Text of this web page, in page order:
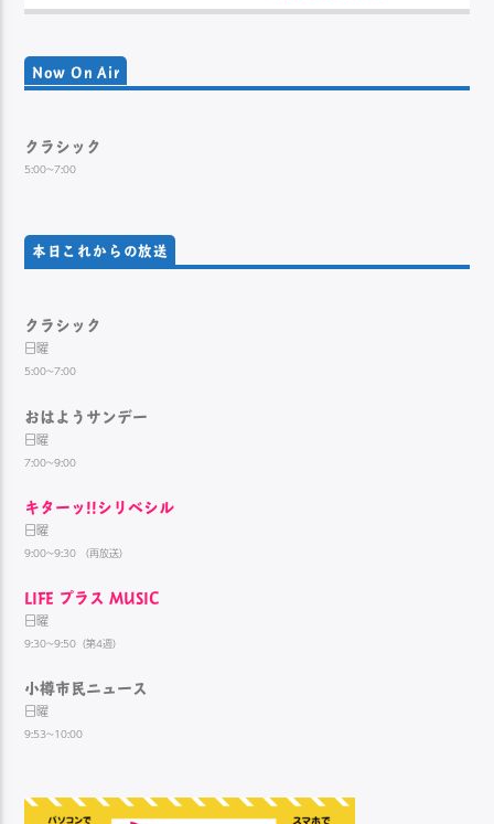
Now On Air
クラシック
5:00~7:00
本日これからの放送
クラシック
日曜
5:00~7:00
おはようサンデー
日曜
7:00~9:00
キターッ!!シリベシル
日曜
9:00~9:30 （再放送）
LIFE プラス MUSIC
日曜
9:30~9:50（第4週）
小樽市民ニュース
日曜
9:53~10:00